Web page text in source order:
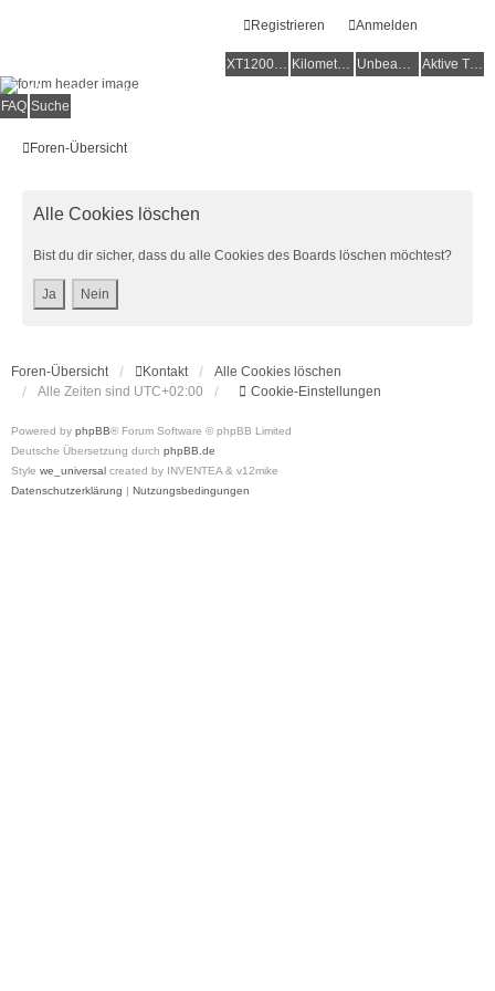
Anmelden
Registrieren
XT1200Z-Wiki Kilometerstatistik Unbeantwortete Themen Aktive Themen
Alles rund um die Yamaha XT1200Z Super Ténéré
FAQ Suche
Foren-Übersicht
Alle Cookies löschen
Bist du dir sicher, dass du alle Cookies des Boards löschen möchtest?
Foren-Übersicht Kontakt
Alle Cookies löschen
Alle Zeiten sind UTC+02:00 Cookie-Einstellungen
Powered by phpBB® Forum Software © phpBB Limited
Deutsche Übersetzung durch phpBB.de
Style we_universal created by INVENTEA & v12mike
Datenschutzerklärung | Nutzungsbedingungen